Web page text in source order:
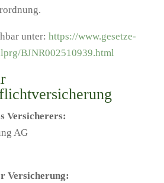
unter: https://www.gesetze-
BJNR002510939.html
Versicherers:
AG
Versicherung: